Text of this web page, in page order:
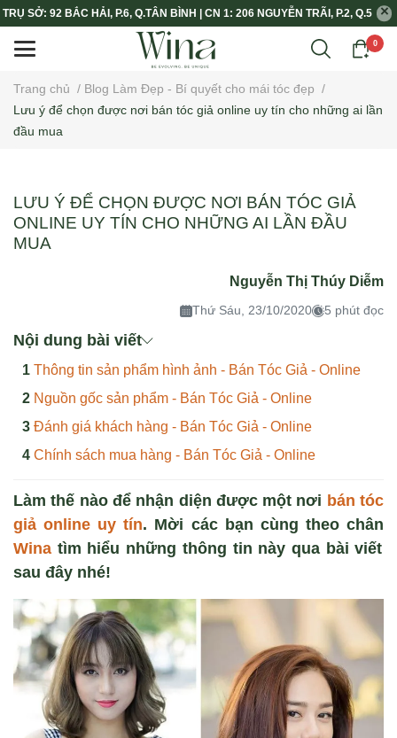
TRỤ SỞ: 92 BẮC HẢI, P.6, Q.TÂN BÌNH | CN 1: 206 NGUYỄN TRÃI, P.2, Q.5
0
Trang chủ / Blog Làm Đẹp - Bí quyết cho mái tóc đẹp /
Lưu ý để chọn được nơi bán tóc giả online uy tín cho những ai lần
đầu mua
LƯU Ý ĐỂ CHỌN ĐƯỢC NƠI BÁN TÓC GIẢ
ONLINE UY TÍN CHO NHỮNG AI LẦN ĐẦU
MUA
Nguyễn Thị Thúy Diễm
Thứ Sáu, 23/10/2020 5 phút đọc
Nội dung bài viết
Thông tin sản phẩm hình ảnh - Bán Tóc Giả - Online
Nguồn gốc sản phẩm - Bán Tóc Giả - Online
Đánh giá khách hàng - Bán Tóc Giả - Online
Chính sách mua hàng - Bán Tóc Giả - Online
Làm thế nào để nhận diện được một nơi bán tóc
giả online uy tín. Mời các bạn cùng theo chân
Wina tìm hiểu những thông tin này qua bài viết
sau đây nhé!